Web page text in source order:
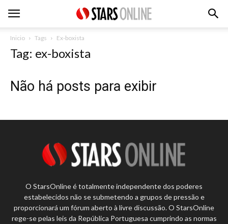
Inicio Tags Ex-boxista
Tag: ex-boxista
Não há posts para exibir
O StarsOnline é totalmente independente dos poderes
estabelecidos não se submetendo a grupos de pressão e
proporcionará um fórum aberto à livre discussão. O StarsOnline
rege-se pelas leis da República Portuguesa cumprindo as normas